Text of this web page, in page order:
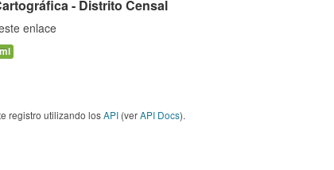
- Distrito Censal
enlace
registro utilizando losAPI (verAPI Docs).